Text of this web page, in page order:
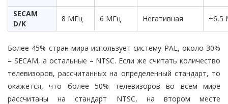
SECAM
D/K
8 МГц 6 МГц Негативная +6,5
Более 45% стран мира использует систему PAL, около 30%
– SECAM, а остальные – NTSC. Если же считать количество
телевизоров, рассчитанных на определенный стандарт, то
окажется, что более 50% телевизоров во всем мире
рассчитаны на стандарт NTSC, на втором месте